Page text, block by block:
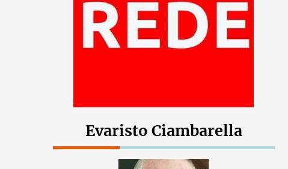
Evaristo Ciambarella